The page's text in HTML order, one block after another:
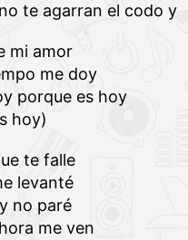
te agarran el codo y
mi amor
me doy
porque es hoy
hoy)
te falle
levanté
no paré
me ven